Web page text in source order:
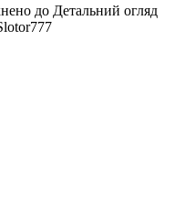
до Детальний огляд